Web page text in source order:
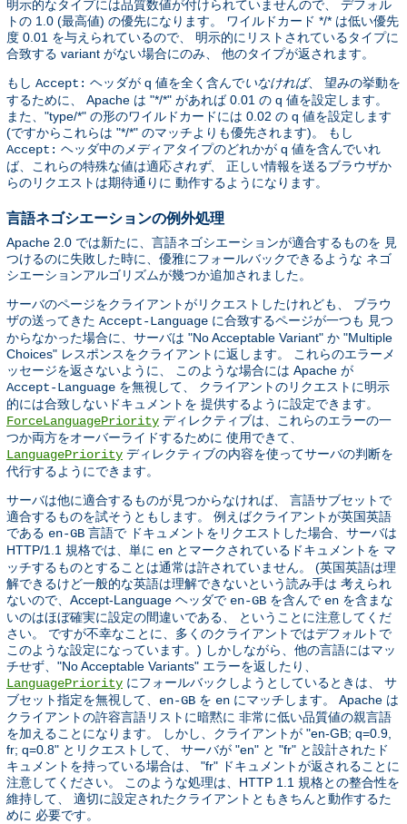
明示的なタイプには品質数値が付けられていませんので、 デフォル
トの 1.0 (最高値) の優先になります。 ワイルドカード */* は低い優先
度 0.01 を与えられているので、 明示的にリストされているタイプに
合致する variant がない場合にのみ、 他のタイプが返されます。
もし Accept: ヘッダが q 値を全く含んでいなければ、 望みの挙動を
するために、 Apache は "*/*" があれば 0.01 の q 値を設定します。
また、"type/*" の形のワイルドカードには 0.02 の q 値を設定します
(ですからこれらは "*/*" のマッチよりも優先されます)。 もし
Accept: ヘッダ中のメディアタイプのどれかが q 値を含んでいれ
ば、これらの特殊な値は適応されず、 正しい情報を送るブラウザか
らのリクエストは期待通りに 動作するようになります。
言語ネゴシエーションの例外処理
Apache 2.0 では新たに、言語ネゴシエーションが適合するものを 見
つけるのに失敗した時に、優雅にフォールバックできるような ネゴ
シエーションアルゴリズムが幾つか追加されました。
サーバのページをクライアントがリクエストしたけれども、 ブラウ
ザの送ってきた Accept-Language に合致するページが一つも 見つ
からなかった場合に、サーバは "No Acceptable Variant" か "Multiple
Choices" レスポンスをクライアントに返します。 これらのエラーメ
ッセージを返さないように、 このような場合には Apache が
Accept-Language を無視して、 クライアントのリクエストに明示
的には合致しないドキュメントを 提供するように設定できます。
ForceLanguagePriority ディレクティブは、これらのエラーの一
つか両方をオーバーライドするために 使用できて、
LanguagePriority ディレクティブの内容を使ってサーバの判断を
代行するようにできます。
サーバは他に適合するものが見つからなければ、 言語サブセットで
適合するものを試そうともします。 例えばクライアントが英国英語
である en-GB 言語で ドキュメントをリクエストした場合、サーバは
HTTP/1.1 規格では、単に en とマークされているドキュメントを マ
ッチするものとすることは通常は許されていません。 (英国英語は理
解できるけど一般的な英語は理解できないという読み手は 考えられ
ないので、Accept-Language ヘッダで en-GB を含んで en を含まな
いのはほぼ確実に設定の間違いである、 ということに注意してくだ
さい。 ですが不幸なことに、多くのクライアントではデフォルトで
このような設定になっています。) しかしながら、他の言語にはマッ
チせず、"No Acceptable Variants" エラーを返したり、
LanguagePriority にフォールバックしようとしているときは、 サ
ブセット指定を無視して、 en-GB を en にマッチします。 Apache は
クライアントの許容言語リストに暗黙に 非常に低い品質値の親言語
を加えることになります。 しかし、クライアントが "en-GB; q=0.9,
fr; q=0.8" とリクエストして、 サーバが "en" と "fr" と設計されたド
キュメントを持っている場合は、 "fr" ドキュメントが返されることに
注意してください。 このような処理は、HTTP 1.1 規格との整合性を
維持して、 適切に設定されたクライアントともきちんと動作するた
めに 必要です。